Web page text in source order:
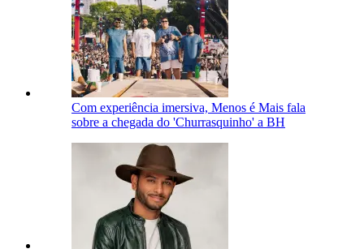
Com experiência imersiva, Menos é Mais fala
sobre a chegada do 'Churrasquinho' a BH